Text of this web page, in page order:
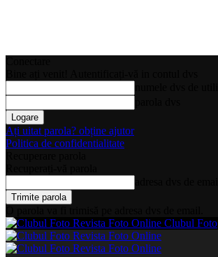
Ați uitat parola? obține ajutor
Politica de confidentialitate
Clubul Foto